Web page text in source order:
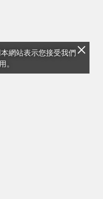
網站表示您接受我們
。